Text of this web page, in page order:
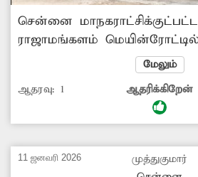
சென்னை
ராஜாமங்களம்
பழமையான கட்டிடம் ஒன்றில்
கழிவுநீர் மேலாண்மை
இதனால் குடியிருப்புகளில்
கழிவுநீர் அப்பகுதியில் உள்ள
அடைகிறது. மேலும்
கேள்விக்குள்ளாகி
மேலும்
ஆதரவு: 1 ஆதரிக்கிறேன்
11 ஜனவரி 2026
முத்துகுமார்